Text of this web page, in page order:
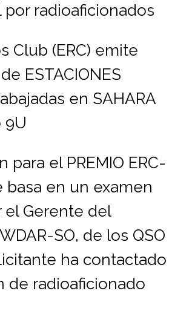
radioaficionados
Club (ERC) emite
ESTACIONES
en SAHARA
9U
para el PREMIO ERC-
basa en un examen
el Gerente del
SO, de los QSO
ha contactado
de radioaficionado